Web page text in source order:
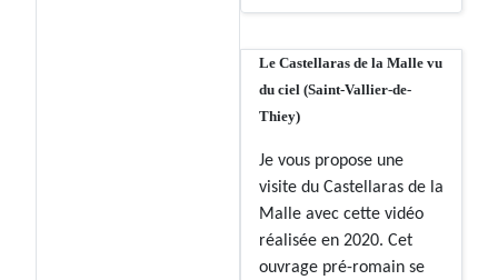
Le Castellaras de la Malle vu
du ciel (Saint-Vallier-de-
Thiey)
Je vous propose une
visite du Castellaras de la
Malle avec cette vidéo
réalisée en 2020. Cet
ouvrage pré-romain se